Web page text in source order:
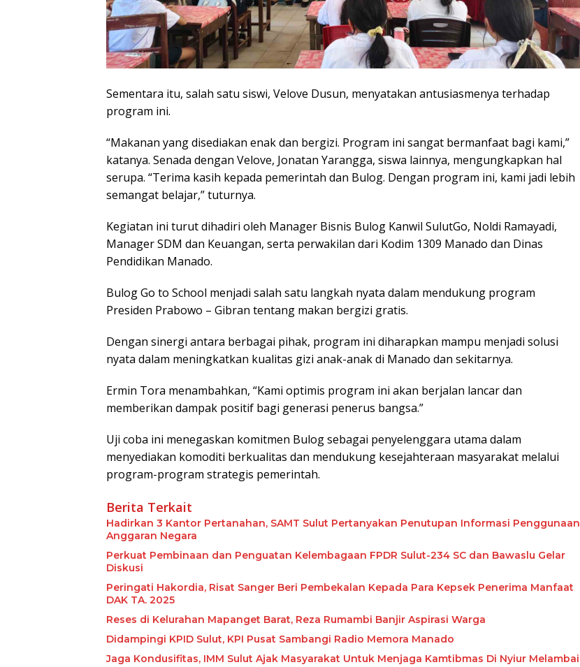
Sementara itu, salah satu siswi, Velove Dusun, menyatakan antusiasmenya terhadap
program ini.
“Makanan yang disediakan enak dan bergizi. Program ini sangat bermanfaat bagi kami,”
katanya. Senada dengan Velove, Jonatan Yarangga, siswa lainnya, mengungkapkan hal
serupa. “Terima kasih kepada pemerintah dan Bulog. Dengan program ini, kami jadi lebih
semangat belajar,” tuturnya.
Kegiatan ini turut dihadiri oleh Manager Bisnis Bulog Kanwil SulutGo, Noldi Ramayadi,
Manager SDM dan Keuangan, serta perwakilan dari Kodim 1309 Manado dan Dinas
Pendidikan Manado.
Bulog Go to School menjadi salah satu langkah nyata dalam mendukung program
Presiden Prabowo – Gibran tentang makan bergizi gratis.
Dengan sinergi antara berbagai pihak, program ini diharapkan mampu menjadi solusi
nyata dalam meningkatkan kualitas gizi anak-anak di Manado dan sekitarnya.
Ermin Tora menambahkan, “Kami optimis program ini akan berjalan lancar dan
memberikan dampak positif bagi generasi penerus bangsa.”
Uji coba ini menegaskan komitmen Bulog sebagai penyelenggara utama dalam
menyediakan komoditi berkualitas dan mendukung kesejahteraan masyarakat melalui
program-program strategis pemerintah.
Berita Terkait
Hadirkan 3 Kantor Pertanahan, SAMT Sulut Pertanyakan Penutupan Informasi Penggunaan
Anggaran Negara
Perkuat Pembinaan dan Penguatan Kelembagaan FPDR Sulut-234 SC dan Bawaslu Gelar
Diskusi
Peringati Hakordia, Risat Sanger Beri Pembekalan Kepada Para Kepsek Penerima Manfaat
DAK TA. 2025
Reses di Kelurahan Mapanget Barat, Reza Rumambi Banjir Aspirasi Warga
Didampingi KPID Sulut, KPI Pusat Sambangi Radio Memora Manado
Jaga Kondusifitas, IMM Sulut Ajak Masyarakat Untuk Menjaga Kamtibmas Di Nyiur Melambai